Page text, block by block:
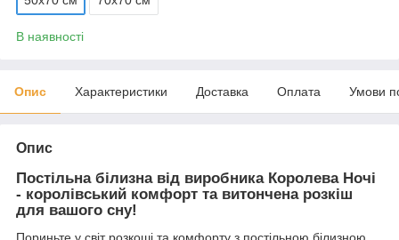
В наявності
Опис Характеристики Доставка Оплата Умови
Опис
Постільна білизна від виробника Королева Ночі
- королівський комфорт та витончена розкіш
для вашого сну!
Пориньте у світ розкоші та комфорту з постільною білизною